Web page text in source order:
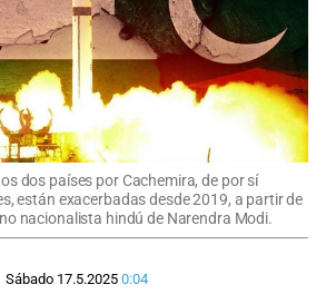
dos países por Cachemira, de por sí
están exacerbadas desde 2019, a partir de
nacionalista hindú de Narendra Modi.
Sábado 17.5.2025 0:04